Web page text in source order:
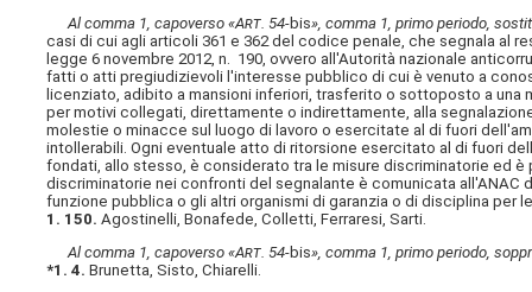
Al comma 1, capoverso «Art . 54-bis», comma 1, primo periodo,
casi di cui agli articoli 361 e 362 del codice penale, che segnala al
legge 6 novembre 2012, n. 190, ovvero all'Autorità nazionale
fatti o atti pregiudizievoli l'interesse pubblico di cui è venuto a
licenziato, adibito a mansioni inferiori, trasferito o sottoposto a
per motivi collegati, direttamente o indirettamente, alla
molestie o minacce sul luogo di lavoro o esercitate al di fuori
intollerabili. Ogni eventuale atto di ritorsione esercitato al di fuori
fondati, allo stesso, è considerato tra le misure discriminatorie ed
discriminatorie nei confronti del segnalante è comunicata all'ANAC
funzione pubblica o gli altri organismi di garanzia o di disciplina per
1. 150. Agostinelli, Bonafede, Colletti, Ferraresi, Sarti.
Al comma 1, capoverso «Art . 54-bis», comma 1, primo periodo,
*1. 4. Brunetta, Sisto, Chiarelli.